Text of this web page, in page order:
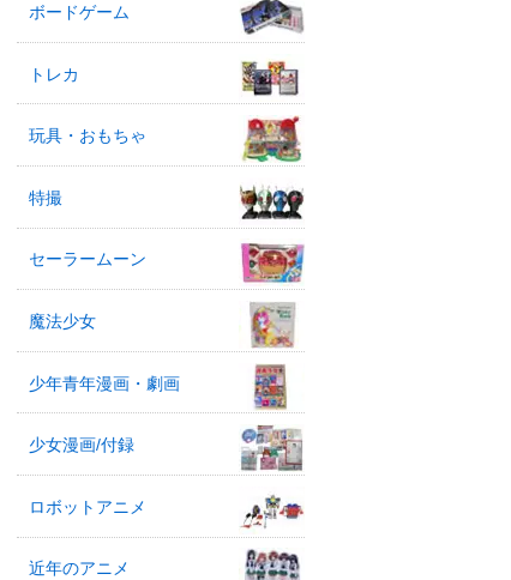
ボードゲーム
トレカ
玩具・おもちゃ
特撮
セーラームーン
魔法少女
少年青年漫画・劇画
少女漫画/付録
ロボットアニメ
近年のアニメ